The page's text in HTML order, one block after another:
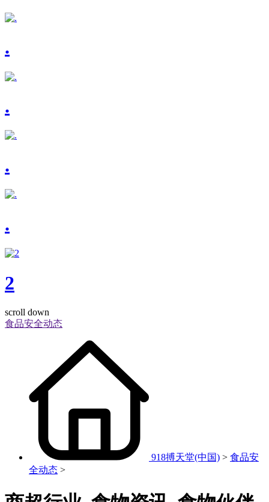
.
.
.
.
2
scroll down
食品安全动态
918搏天堂(中国) > 食品安
全动态 >